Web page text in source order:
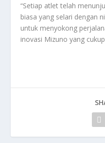
“Setiap atlet telah
biasa yang selari dengan
untuk menyokong
inovasi Mizuno yang